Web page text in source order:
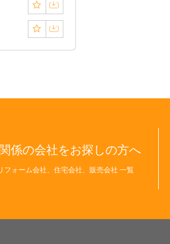
係の会社をお探しの方へ
フォーム会社、住宅会社、販売会社 一覧